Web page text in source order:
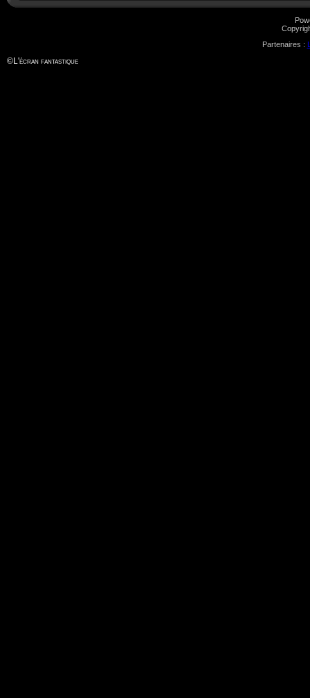
Partenaires :
©L'écran fantastique